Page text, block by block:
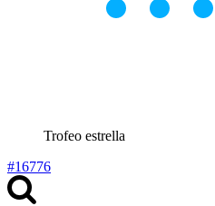
Trofeo estrella
#16776